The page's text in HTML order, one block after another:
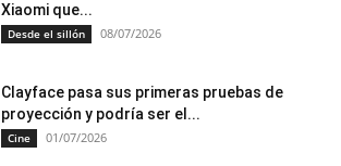
Xiaomi que...
Desde el sillón 08/07/2026
Clayface pasa sus primeras pruebas de
proyección y podría ser el...
Cine 01/07/2026